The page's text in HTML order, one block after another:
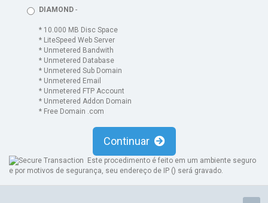
DIAMOND -
* 10.000 MB Disc Space
* LiteSpeed Web Server
* Unmetered Bandwith
* Unmetered Database
* Unmetered Sub Domain
* Unmetered Email
* Unmetered FTP Account
* Unmetered Addon Domain
* Free Domain .com
Continuar
Este procedimento é feito em um ambiente seguro
e por motivos de segurança, seu endereço de IP () será gravado.